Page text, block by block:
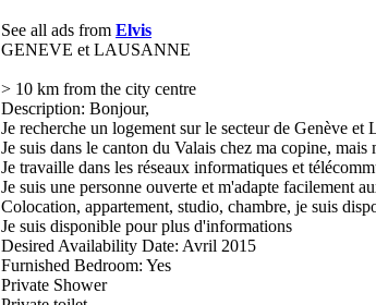
See all ads from Elvis
GENEVE et LAUSANNE
> 10 km from the city centre
Description: Bonjour,
Je recherche un logement sur le secteur de Genève
Je suis dans le canton du Valais chez ma copine,
Je travaille dans les réseaux informatiques et
Je suis une personne ouverte et m'adapte facilement
Colocation, appartement, studio, chambre, je suis
Je suis disponible pour plus d'informations
Desired Availability Date: Avril 2015
Furnished Bedroom: Yes
Private Shower